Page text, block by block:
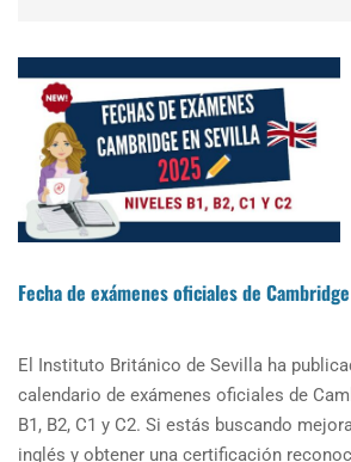
Fecha de exámenes oficiales de
El Instituto Británico de Sevilla ha
calendario de exámenes oficiales de
B1, B2, C1 y C2. Si estás buscando
inglés y obtener una certificación